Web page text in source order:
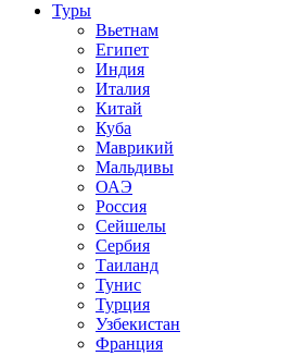
Туры
Вьетнам
Египет
Индия
Италия
Китай
Куба
Маврикий
Мальдивы
ОАЭ
Россия
Сейшелы
Сербия
Таиланд
Тунис
Турция
Узбекистан
Франция